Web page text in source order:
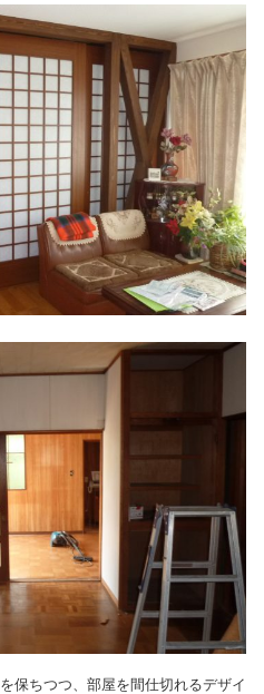
保ちつつ、部屋を間仕切れるデザイ